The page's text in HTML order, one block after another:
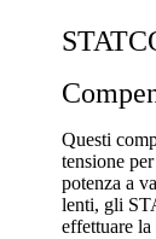
Questi
tensione
potenza a
lenti, gli
effettuare la